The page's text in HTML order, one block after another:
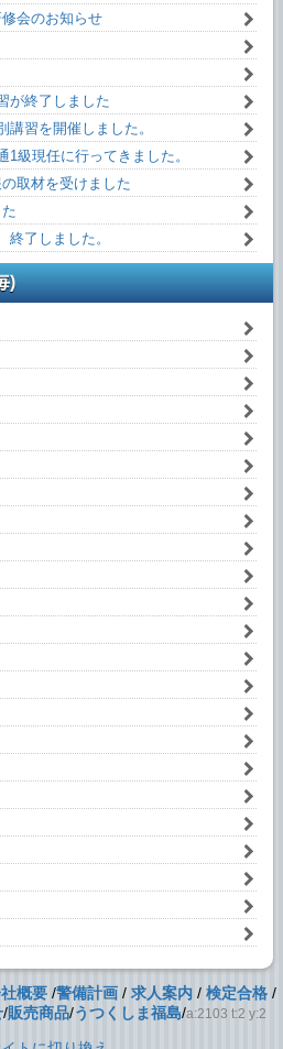
会のお知らせ
が終了しました
習を開催しました。
級現任に行ってきました。
取材を受けました
了しました。
)
概要 /警備計画 / 求人案内 / 検定合格 /
/販売商品/うつくしま福島/a:2103 t:2 y:2